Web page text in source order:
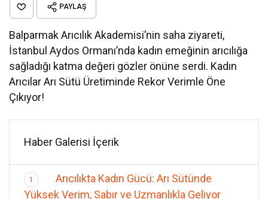
PAYLAŞ
Balparmak Arıcılık Akademisi’nin saha ziyareti,
İstanbul Aydos Ormanı’nda kadın emeğinin arıcılığa
sağladığı katma değeri gözler önüne serdi. Kadın
Arıcılar Arı Sütü Üretiminde Rekor Verimle Öne
Çıkıyor!
Haber Galerisi İçerik
1
Arıcılıkta Kadın Gücü: Arı Sütünde
Yüksek Verim, Sabır ve Uzmanlıkla Geliyor